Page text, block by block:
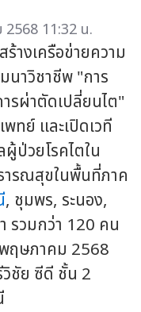
11:32 น.
ร้างเครือข่ายความ
นาวิชาชีพ "การ
ารผ่าตัดเปลี่ยนไต"
ทย์ และเปิดเวที
ป่วยโรคไตใน
ารณสุขในพื้นที่ภาค
, ชุมพร, ระนอง,
รวมกว่า 120 คน
ฤษภาคม 2568
ชัย ซีดี ชั้น 2